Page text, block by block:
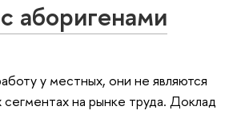
аборигенами
у местных, они не являются
на рынке труда. Доклад